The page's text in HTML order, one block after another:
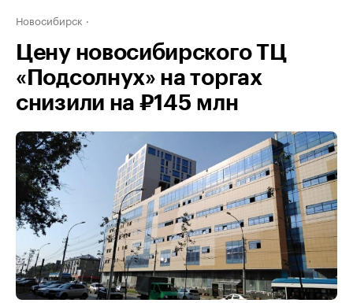
Новосибирск
Цену новосибирского ТЦ
«Подсолнух» на торгах
снизили на ₽145 млн